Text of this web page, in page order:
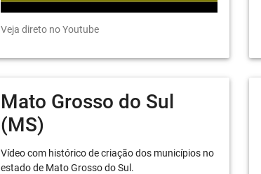
Veja direto no Youtube
Mato Grosso do Sul
(MS)
Vídeo com histórico de criação dos municípios no
estado de Mato Grosso do Sul.